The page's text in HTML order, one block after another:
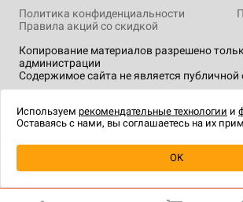
Копирование материалов разрешено
администрации
Содержимое сайта не является публичной
Политика конфиденциальности
Правила акций со скидкой
технологии .
Используем рекомендательные технологии и
Оставаясь с нами, вы соглашаетесь на их
OK